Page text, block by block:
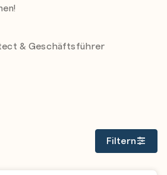
& Geschäftsführer
Filtern